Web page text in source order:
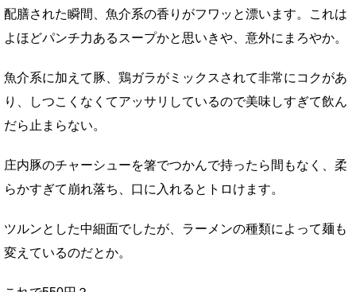
配膳された瞬間、魚介系の香りがフワッと漂います。これは
よほどパンチ力あるスープかと思いきや、意外にまろやか。
魚介系に加えて豚、鶏ガラがミックスされて非常にコクがあ
り、しつこくなくてアッサリしているので美味しすぎて飲ん
だら止まらない。
庄内豚のチャーシューを箸でつかんで持ったら間もなく、柔
らかすぎて崩れ落ち、口に入れるとトロけます。
ツルンとした中細面でしたが、ラーメンの種類によって麺も
変えているのだとか。